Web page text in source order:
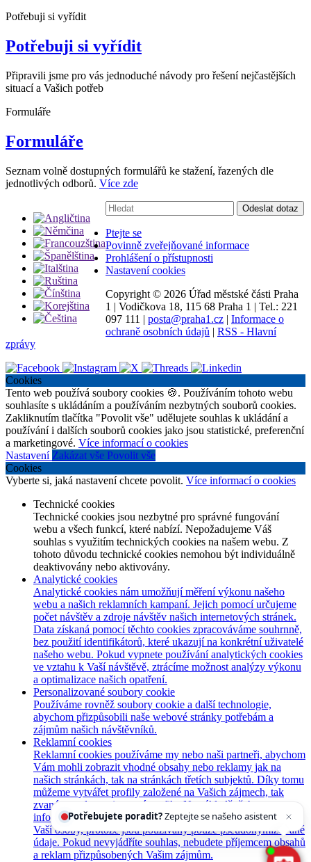
Potřebuji si vyřídit
Potřebuji si vyřídit
Připravili jsme pro vás jednoduché návody pro řešení nejčastějších
situací a Vašich potřeb
Formuláře
Formuláře
Seznam volně dostupných formulářů ke stažení, řazených dle
jednotlivých odborů. Více zde
Vyhledávání:
Odeslat dotaz
Ptejte se
Povinně zveřejňované informace
Prohlášení o přístupnosti
Nastavení cookies
Copyright © 2026 Úřad městské části Praha
1 | Vodičkova 18, 115 68 Praha 1 | Tel.: 221
097 111 | posta@praha1.cz | Informace o
ochraně osobních údajů | RSS - Hlavní
zprávy
Cookies
Tento web používá soubory cookies 🍪. Používáním tohoto webu
souhlasíte s ukládáním a používáním nezbytných souborů cookies.
Zakliknutím tlačítka "Povolit vše" udělujete souhlas k ukládání a
používání i dalších souborů cookies jako jsou statistické, preferenční
a marketingové. Více informací o cookies
Nastavení Zakázat vše Povolit vše
Cookies
Vyberte si, jaká nastavení chcete povolit. Více informací o cookies
Technické cookies
Technické cookies jsou nezbytné pro správné fungování
webu a všech funkcí, které nabízí. Nepožadujeme Váš
souhlas s využitím technických cookies na našem webu. Z
tohoto důvodu technické cookies nemohou být individuálně
deaktivovány nebo aktivovány.
Analytické cookies
Analytické cookies nám umožňují měření výkonu našeho
webu a našich reklamních kampaní. Jejich pomocí určujeme
počet návštěv a zdroje návštěv našich internetových stránek.
Data získaná pomocí těchto cookies zpracováváme souhrnně,
bez použití identifikátorů, které ukazují na konkrétní uživatelé
našeho webu. Pokud vypnete používání analytických cookies
ve vztahu k Vaší návštěvě, ztrácíme možnost analýzy výkonu
a optimalizace našich opatření.
Personalizované soubory cookie
Používáme rovněž soubory cookie a další technologie,
abychom přizpůsobili naše webové stránky potřebám a
zájmům našich návštěvníků.
Reklamní cookies
Reklamní cookies používáme my nebo naši partneři, abychom
Vám mohli zobrazit vhodné obsahy nebo reklamy jak na
našich stránkách, tak na stránkách třetích subjektů. Díky tomu
můžeme vytvářet profily založené na Vašich zájmech, tak
zvané pseudonymizované profily. Na základě těchto
informací není zpravidla možná bezprostřední identifikace
Vaší osoby, protože jsou používány pouze pseudonymizované
údaje. Pokud nevyjádříte souhlas, nebudete příjemcem obsahů
a reklam přizpůsobených Vašim zájmům.
Potřebujete poradit?
Zeptejte se našeho asistenta
Chettyho.